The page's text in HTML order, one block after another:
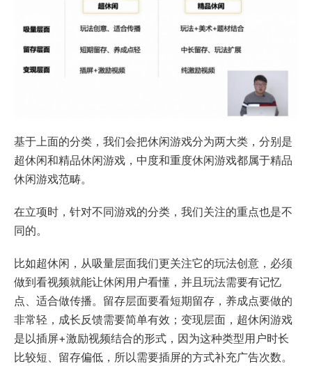
基于上面的分类，我们会把休闲游戏分为两大类，分别是
超休闲和精品休闲游戏，中度和重度休闲游戏都属于精品
休闲游戏范畴。
在立项时，针对不同游戏的分类，我们关注的重点也是不
同的。
比如超休闲，从吸量层面我们更关注它的玩法创意，必须
做到看视频就能让休闲用户看懂，并且玩法需要有记忆
点、适合做传播。留存层面要看短期留存，养成点要做的
非常轻，成长反馈需要简单有效；变现层面，超休闲游戏
是以插屏+激励视频结合的形式，因为这种类型用户时长
比较短、留存偏低，所以需要插屏的方式补充广告次数。